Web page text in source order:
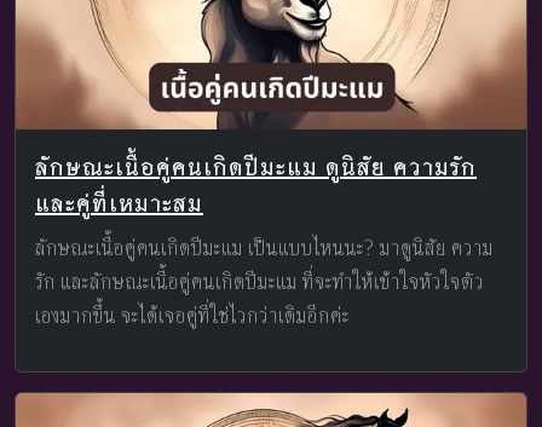
ลักษณะเนื้อคู่คนเกิดปีมะแม ดูนิสัย ความรัก
และคู่ที่เหมาะสม
ลักษณะเนื้อคู่คนเกิดปีมะแม เป็นแบบไหนนะ? มาดูนิสัย ความ
รัก และลักษณะเนื้อคู่คนเกิดปีมะแม ที่จะทำให้เข้าใจหัวใจตัว
เองมากขึ้น จะได้เจอคู่ที่ใช่ไวกว่าเดิมอีกค่ะ